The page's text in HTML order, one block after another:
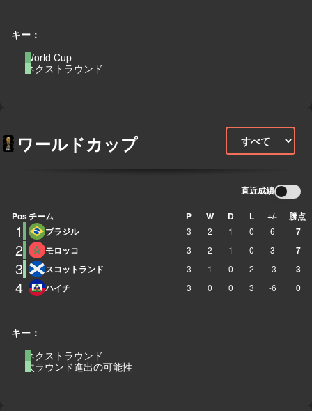
キー：
World Cup
ネクストラウンド
ワールドカップ
直近成績
キー：
ネクストラウンド
次ラウンド進出の可能性
Posチーム P W D L +/- 勝点
1 ブラジル 3 2 1 0 6 7
2 モロッコ 3 2 1 0 3 7
3 スコットランド 3 1 0 2 -3 3
4 ハイチ 3 0 0 3 -6 0